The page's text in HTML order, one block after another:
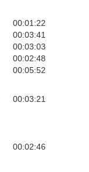
00:01:22
00:03:41
00:03:03
00:02:48
00:05:52
00:03:21
00:02:46